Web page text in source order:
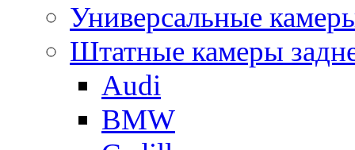
Универсальные
Штатные камеры
Audi
BMW